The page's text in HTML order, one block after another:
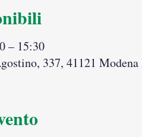
– 15:30
337, 41121